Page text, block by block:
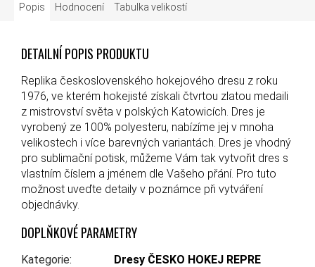
Popis Hodnocení Tabulka velikostí
DETAILNÍ POPIS PRODUKTU
Replika československého hokejového dresu z roku
1976, ve kterém hokejisté získali čtvrtou zlatou medaili
z mistrovství světa v polských Katowicích. Dres je
vyrobený ze 100% polyesteru, nabízíme jej v mnoha
velikostech i více barevných variantách. Dres je vhodný
pro sublimační potisk, můžeme Vám tak vytvořit dres s
vlastním číslem a jménem dle Vašeho přání. Pro tuto
možnost uveďte detaily v poznámce při vytváření
objednávky.
DOPLŇKOVÉ PARAMETRY
Kategorie:
Dresy ČESKO HOKEJ REPRE